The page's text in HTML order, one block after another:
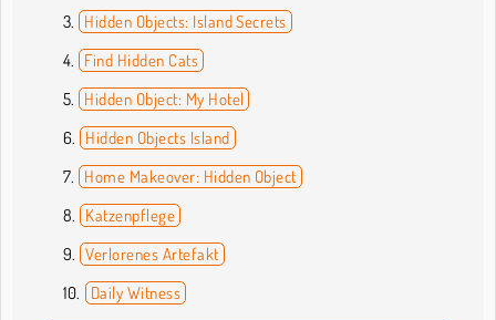
Hidden Objects: Island Secrets
Find Hidden Cats
Hidden Object: My Hotel
Hidden Objects Island
Home Makeover: Hidden Object
Katzenpflege
Verlorenes Artefakt
Daily Witness